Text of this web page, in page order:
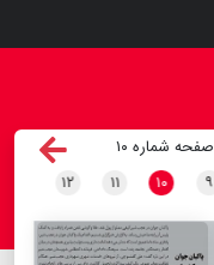
صفحه شماره ۱۰
۹ ۱۰ ۱۱ ۱۲